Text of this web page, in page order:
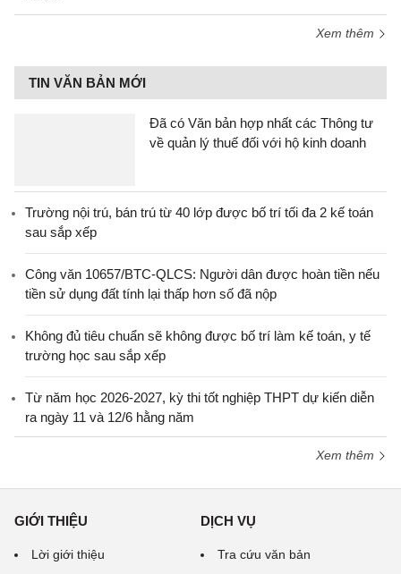
Xem thêm
TIN VĂN BẢN MỚI
Đã có Văn bản hợp nhất các Thông tư
về quản lý thuế đối với hộ kinh doanh
Trường nội trú, bán trú từ 40 lớp được bố trí tối đa 2 kế toán
sau sắp xếp
Công văn 10657/BTC-QLCS: Người dân được hoàn tiền nếu
tiền sử dụng đất tính lại thấp hơn số đã nộp
Không đủ tiêu chuẩn sẽ không được bố trí làm kế toán, y tế
trường học sau sắp xếp
Từ năm học 2026-2027, kỳ thi tốt nghiệp THPT dự kiến diễn
ra ngày 11 và 12/6 hằng năm
Xem thêm
GIỚI THIỆU
Lời giới thiệu
DỊCH VỤ
Tra cứu văn bản